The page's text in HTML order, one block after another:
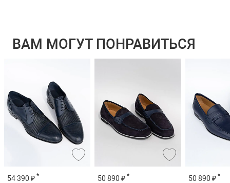
ВАМ МОГУТ ПОНРАВИТЬСЯ
54 390 ₽ * 50 890 ₽ * 50 890 ₽ *